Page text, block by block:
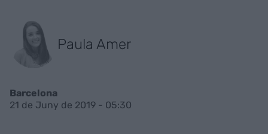
Paula Amer
Barcelona
21 de Juny de 2019 - 05:30